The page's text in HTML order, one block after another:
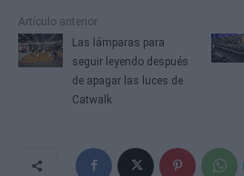
Artículo anterior
Las lámparas para
seguir leyendo después
de apagar las luces de
Catwalk